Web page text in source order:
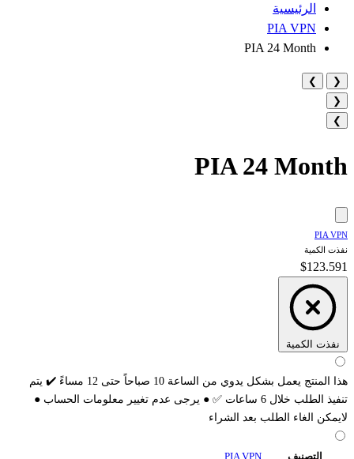
الرئيسية
PIA VPN
PIA 24 Month
❮
❯
❮
❯
PIA 24 Month
PIA VPN
نفذت الكمية
$123.591
نفذت الكمية
هذا المنتج يعمل بشكل يدوي من الساعة 10 صباحاً حتى 12 مساءً ✔️ يتم
تنفيذ الطلب خلال 6 ساعات ✅️ ● يرجى عدم تغيير معلومات الحساب ●
لايمكن الغاء الطلب بعد الشراء
التصنيف
PIA VPN